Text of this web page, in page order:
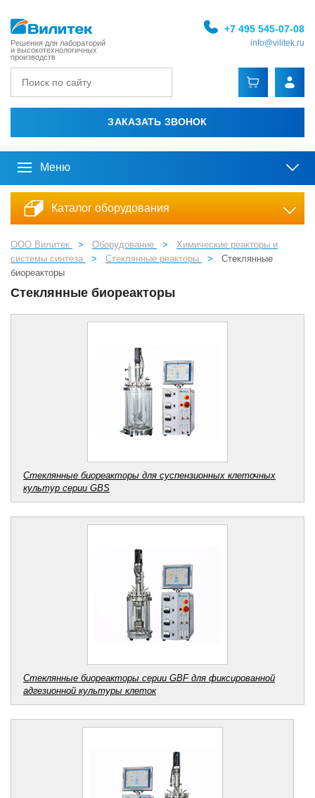
Решения для лабораторий
и высокотехнологичных
производств
+7 495 545-07-08
info@vilitek.ru
ЗАКАЗАТЬ ЗВОНОК
Меню
Каталог оборудования
ООО Вилитек > Оборудование > Химические реакторы и
системы синтеза
> Стеклянные реакторы > Стеклянные
биореакторы
Стеклянные биореакторы
Стеклянные биореакторы для суспензионных клеточных
культур серии GBS
Стеклянные биореакторы серии GBF для фиксированной
адгезионной культуры клеток